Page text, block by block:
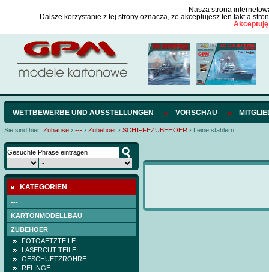
Nasza strona
Dalsze korzystanie z tej strony oznacza, że akceptujesz ten fakt a
WETTBEWERBE UND AUSSTELLUNGEN VORSCHAU
Sie sind hier: Zuhause › --- › Zubehoer › SCHIFFEZUBEHOER › Leine stählern
KATEGORIEN
---
KARTONMODELLBAU
ZUBEHOER
FOTOAETZTEILE
LASERCUT-TEILE
GESCHUETZROHRE
RELINGE